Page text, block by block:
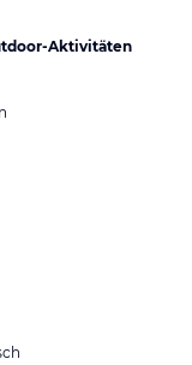
Aktivitäten